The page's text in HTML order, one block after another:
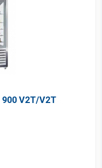
V2T/V2T